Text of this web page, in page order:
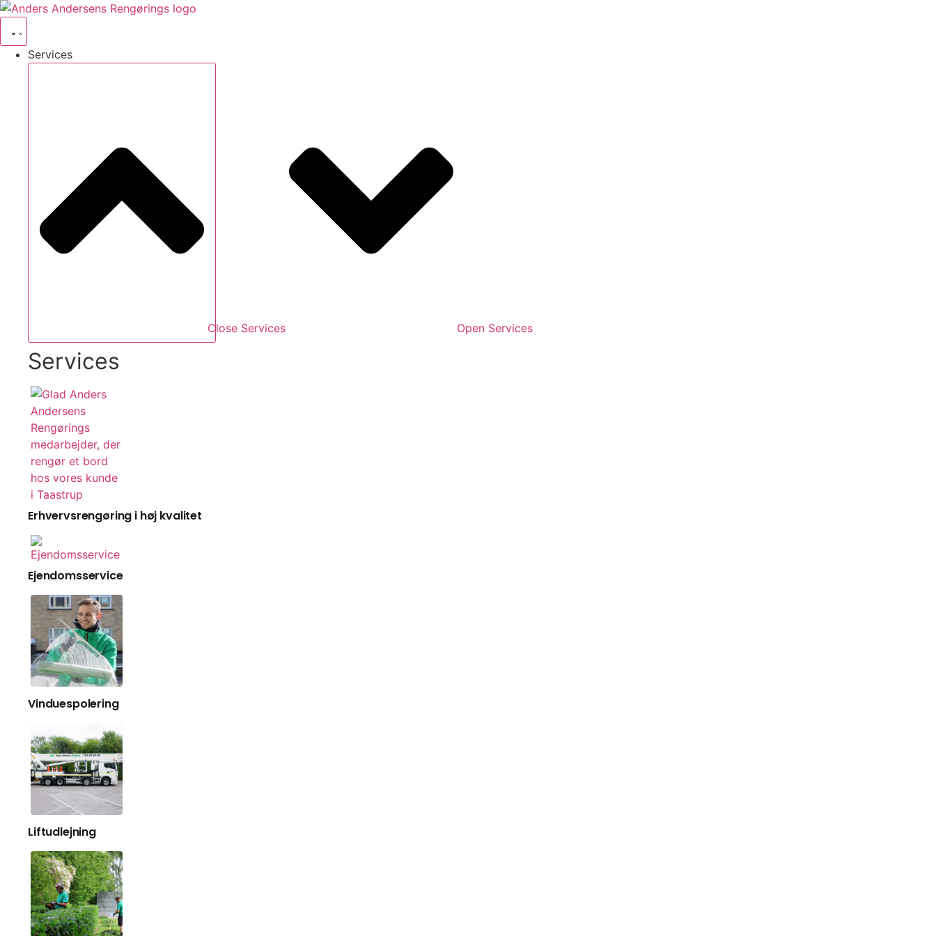
Videre
indhold
Services
Close Services Open Services
Services
Erhvervsrengøring i høj kvalitet
Ejendomsservice
Vinduespolering
Liftudlejning